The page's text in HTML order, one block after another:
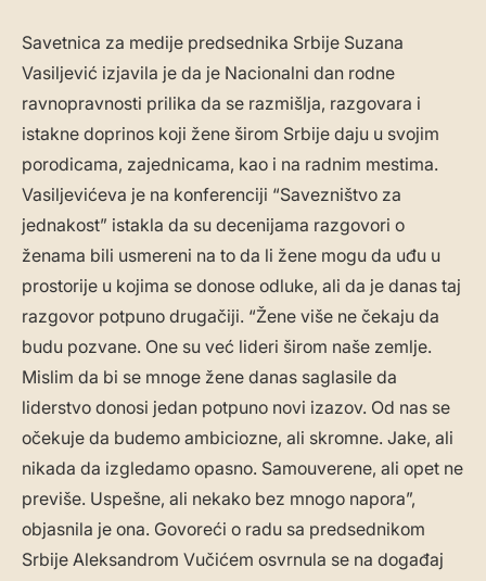
Savetnica za medije predsednika Srbije Suzana
Vasiljević izjavila je da je Nacionalni dan rodne
ravnopravnosti prilika da se razmišlja, razgovara i
istakne doprinos koji žene širom Srbije daju u svojim
porodicama, zajednicama, kao i na radnim mestima.
Vasiljevićeva je na konferenciji “Savezništvo za
jednakost” istakla da su decenijama razgovori o
ženama bili usmereni na to da li žene mogu da uđu u
prostorije u kojima se donose odluke, ali da je danas taj
razgovor potpuno drugačiji. “Žene više ne čekaju da
budu pozvane. One su već lideri širom naše zemlje.
Mislim da bi se mnoge žene danas saglasile da
liderstvo donosi jedan potpuno novi izazov. Od nas se
očekuje da budemo ambiciozne, ali skromne. Jake, ali
nikada da izgledamo opasno. Samouverene, ali opet ne
previše. Uspešne, ali nekako bez mnogo napora”,
objasnila je ona. Govoreći o radu sa predsednikom
Srbije Aleksandrom Vučićem osvrnula se na događaj